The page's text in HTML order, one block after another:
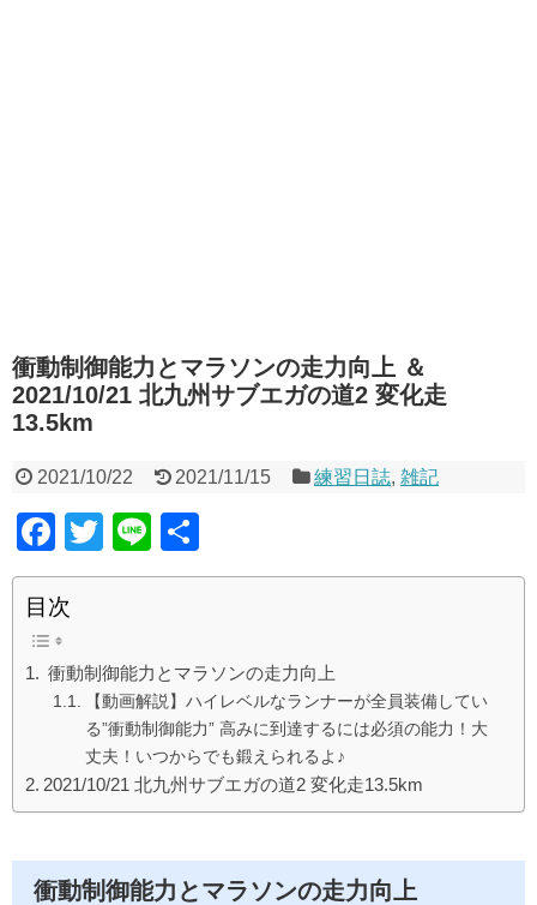
衝動制御能力とマラソンの走力向上 ＆
2021/10/21 北九州サブエガの道2 変化走
13.5km
2021/10/22 2021/11/15 練習日誌,雑記
F
a
c
e
b
k
T
wi
Li
n
有
目次
衝動制御能力とマラソンの走力向上
【動画解説】ハイレベルなランナーが全員装備してい
る”衝動制御能力” 高みに到達するには必須の能力！大
丈夫！いつからでも鍛えられるよ♪
2021/10/21 北九州サブエガの道2 変化走13.5km
衝動制御能力とマラソンの走力向上